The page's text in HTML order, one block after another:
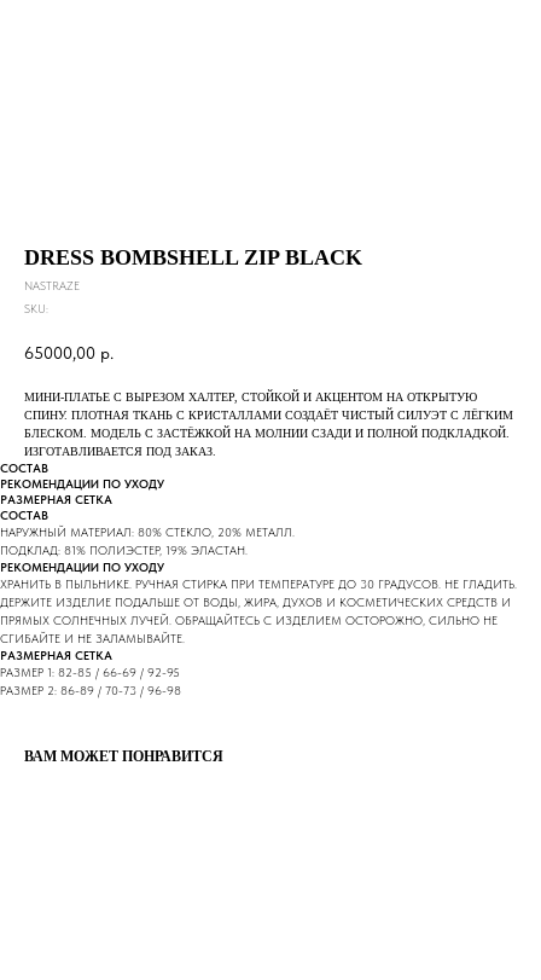
DRESS BOMBSHELL ZIP BLACK
NASTRAZE
SKU:
65000,00 р.
МИНИ-ПЛАТЬЕ С ВЫРЕЗОМ ХАЛТЕР, СТОЙКОЙ И АКЦЕНТОМ НА ОТКРЫТУЮ
СПИНУ. ПЛОТНАЯ ТКАНЬ С КРИСТАЛЛАМИ СОЗДАЁТ ЧИСТЫЙ СИЛУЭТ С ЛЁГКИМ
БЛЕСКОМ. МОДЕЛЬ С ЗАСТЁЖКОЙ НА МОЛНИИ СЗАДИ И ПОЛНОЙ ПОДКЛАДКОЙ.
ИЗГОТАВЛИВАЕТСЯ ПОД ЗАКАЗ.
СОСТАВ
РЕКОМЕНДАЦИИ ПО УХОДУ
РАЗМЕРНАЯ СЕТКА
СОСТАВ
НАРУЖНЫЙ МАТЕРИАЛ: 80% СТЕКЛО, 20% МЕТАЛЛ.
ПОДКЛАД: 81% ПОЛИЭСТЕР, 19% ЭЛАСТАН.
РЕКОМЕНДАЦИИ ПО УХОДУ
ХРАНИТЬ В ПЫЛЬНИКЕ. РУЧНАЯ СТИРКА ПРИ ТЕМПЕРАТУРЕ ДО 30 ГРАДУСОВ. НЕ ГЛАДИТЬ.
ДЕРЖИТЕ ИЗДЕЛИЕ ПОДАЛЬШЕ ОТ ВОДЫ, ЖИРА, ДУХОВ И КОСМЕТИЧЕСКИХ СРЕДСТВ И
ПРЯМЫХ СОЛНЕЧНЫХ ЛУЧЕЙ. ОБРАЩАЙТЕСЬ С ИЗДЕЛИЕМ ОСТОРОЖНО, СИЛЬНО НЕ
СГИБАЙТЕ И НЕ ЗАЛАМЫВАЙТЕ.
РАЗМЕРНАЯ СЕТКА
РАЗМЕР 1: 82-85 / 66-69 / 92-95
РАЗМЕР 2: 86-89 / 70-73 / 96-98
ВАМ МОЖЕТ ПОНРАВИТСЯ